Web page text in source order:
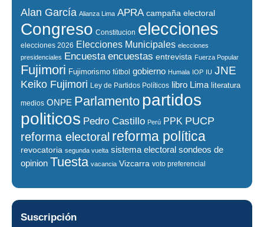
Alan García Alianza Lima APRA campaña electoral
Congreso Constitucion elecciones
elecciones 2026 Elecciones Municipales elecciones
presidenciales Encuesta encuestas entrevista Fuerza Popular
Fujimori Fujimorismo fútbol gobierno Humala IOP IU JNE
Keiko Fujimori Ley de Partidos Políticos libro Lima literatura
medios ONPE Parlamento partidos
politicos Pedro Castillo Perú PPK PUCP
reforma electoral reforma política
revocatoria segunda vuelta sistema electoral sondeos de
opinion Tuesta vacancia Vizcarra voto preferencial
Suscripción